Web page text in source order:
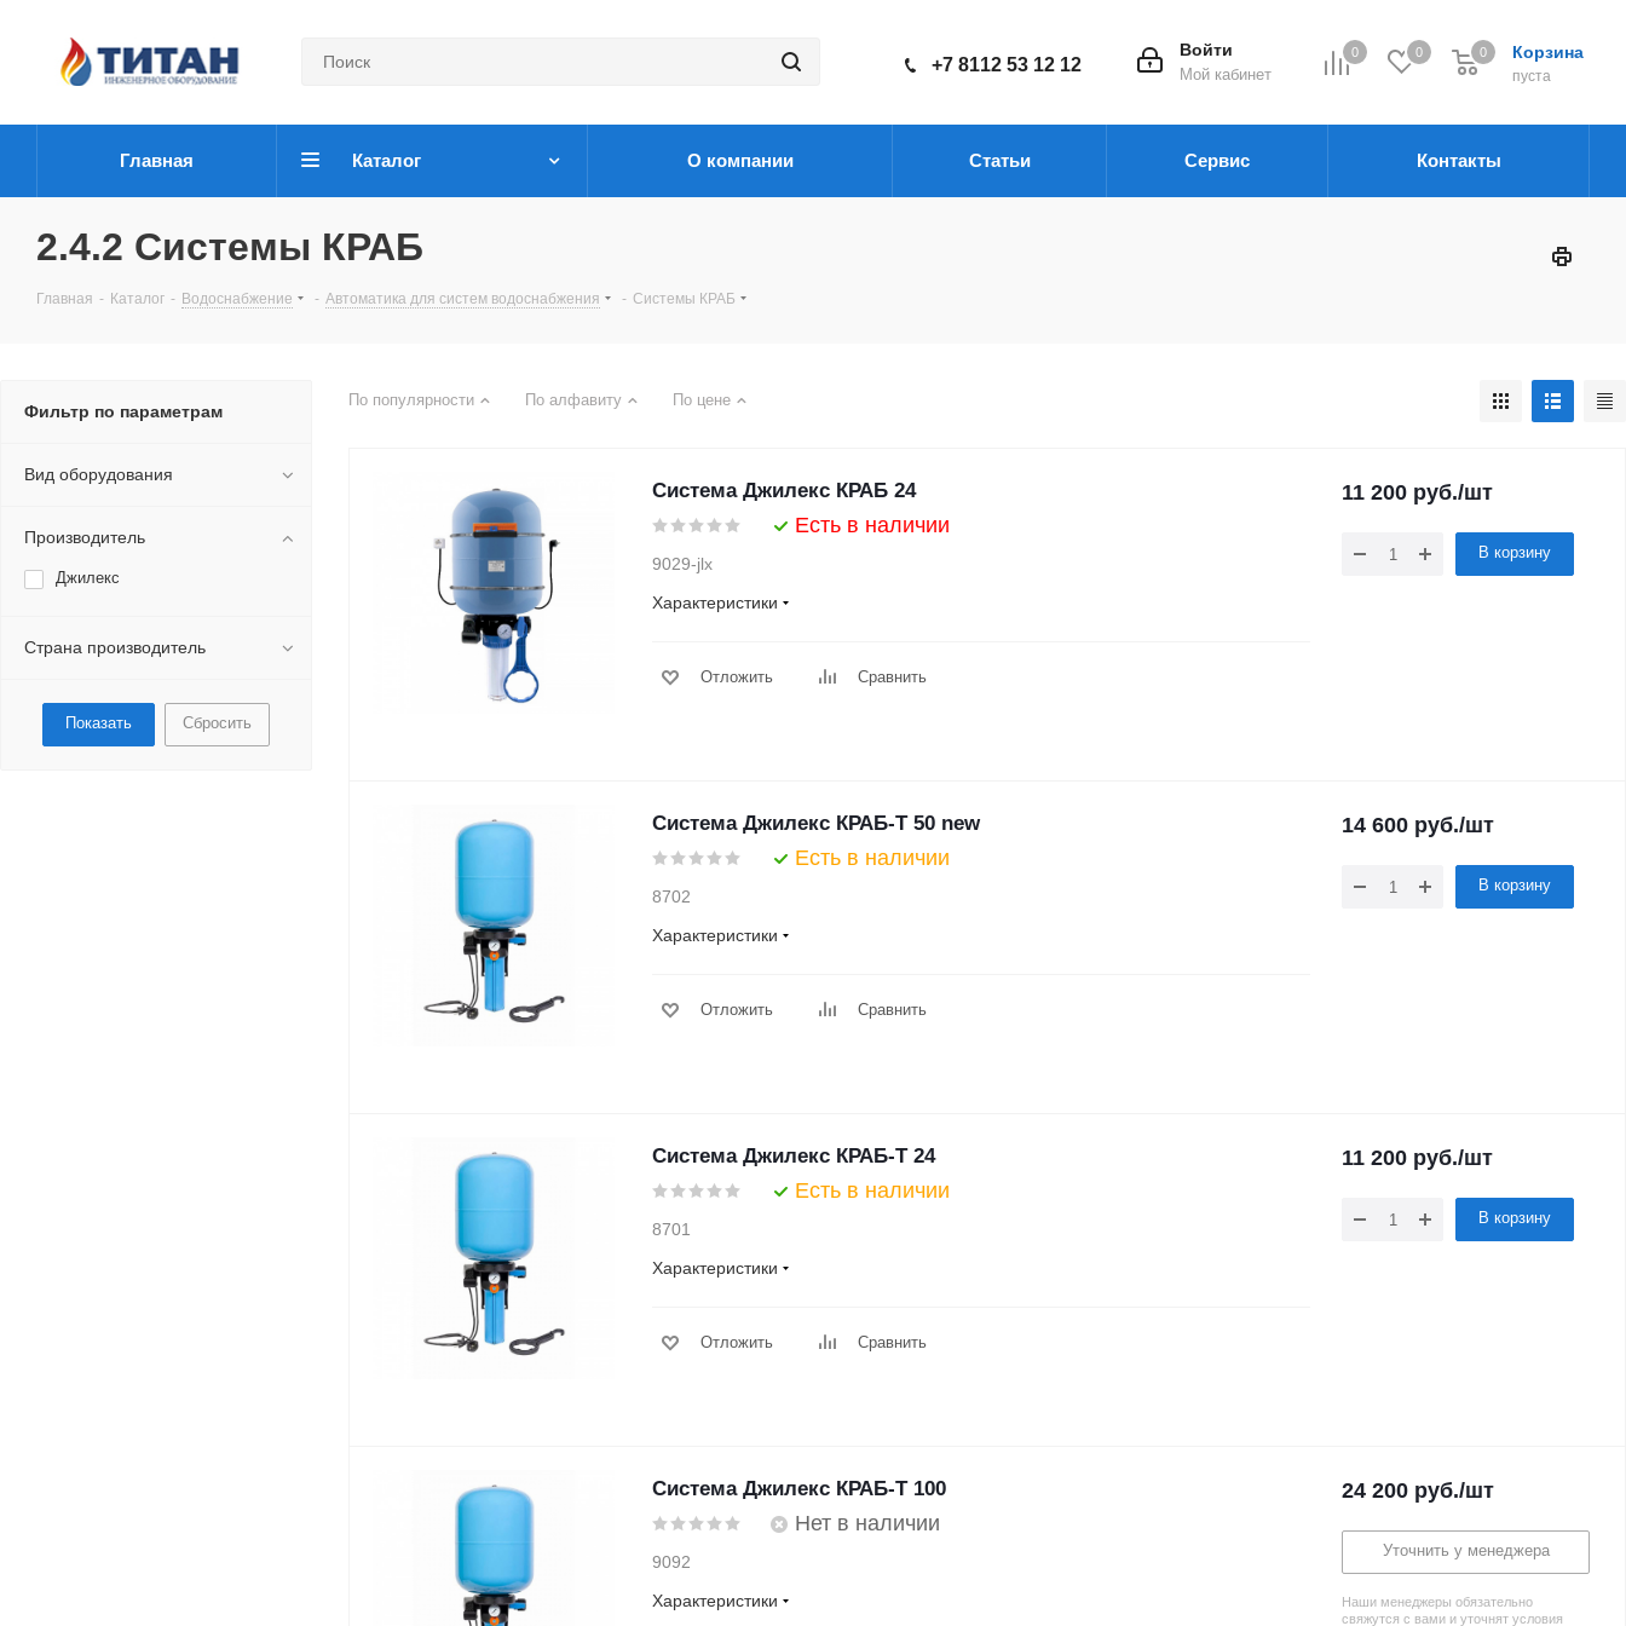
0 0 Корзина
пуста
0
Войти
Мой кабинет
+7 8112 53 12 12
Главная Каталог О компании Статьи Сервис Контакты
2.4.2 Системы КРАБ
Главная - Каталог - Водоснабжение - Автоматика для систем водоснабжения - Системы КРАБ
По популярности По алфавиту По цене
Система Джилекс КРАБ 24
Есть в наличии
9029-jlx
Характеристики
Отложить Сравнить
11 200 руб./шт
В корзину
Система Джилекс КРАБ-Т 50 new
Есть в наличии
8702
Характеристики
Отложить Сравнить
14 600 руб./шт
В корзину
Система Джилекс КРАБ-Т 24
Есть в наличии
8701
Характеристики
Отложить Сравнить
11 200 руб./шт
В корзину
Система Джилекс КРАБ-Т 100
Нет в наличии
9092
Характеристики
24 200 руб./шт
Уточнить у менеджера
Наши менеджеры обязательно
свяжутся с вами и уточнят условия
Фильтр по параметрам
Вид оборудования
Производитель
Джилекс
Страна производитель
Сбросить